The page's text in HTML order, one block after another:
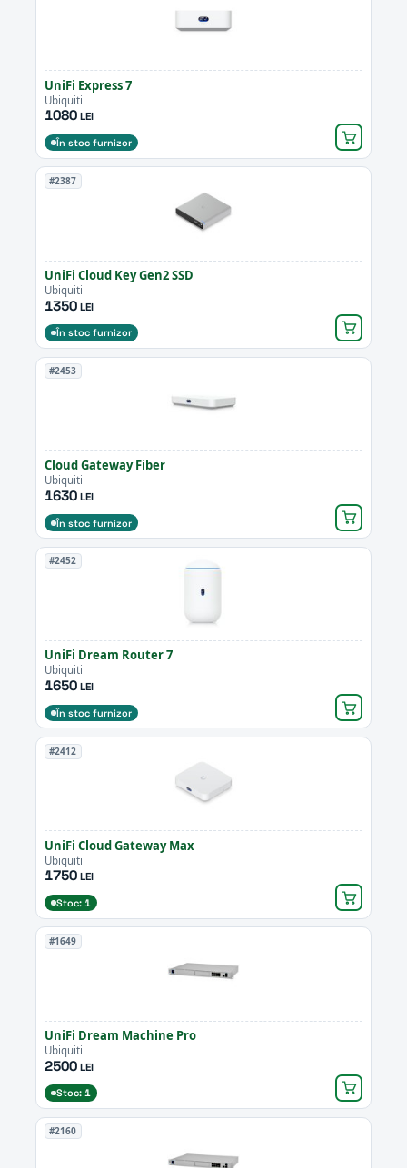
UniFi Express 7
Ubiquiti
1080LEI
În stoc furnizor
#2387
UniFi Cloud Key Gen2 SSD
Ubiquiti
1350LEI
În stoc furnizor
#2453
Cloud Gateway Fiber
Ubiquiti
1630LEI
În stoc furnizor
#2452
UniFi Dream Router 7
Ubiquiti
1650LEI
În stoc furnizor
#2412
UniFi Cloud Gateway Max
Ubiquiti
1750LEI
Stoc: 1
#1649
UniFi Dream Machine Pro
Ubiquiti
2500LEI
Stoc: 1
#2160